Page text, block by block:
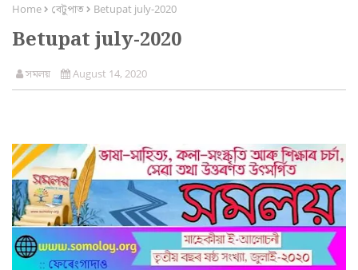
Home বেটুপাত Betupat july-2020
Betupat july-2020
সমলয় August 14, 2020